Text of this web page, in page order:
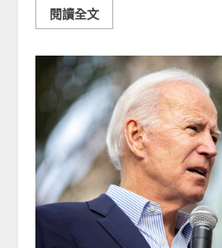
閱讀全文